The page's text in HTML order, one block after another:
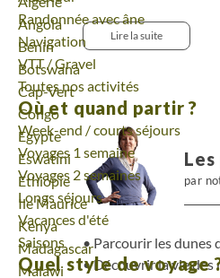
Voyage
Angola
Voyage
Bénin
Voyage
Botswana
Voyage
Cap-Vert
Voyage
Congo
Voyage
Egypte
Voyage
Eswatini
Voyage
Ethiopie
Voyage
Ile Maurice
Voyage
Kenya
Voyage
Madagascar
Voyage
Malawi
Randonnée avec âne
Navigation
VTT / Gravel
Toutes nos activités
Où et quand partir ?
Week-end / courts séjours
Voyages 1 semaine
Voyages 2 semaines
Longs séjours
Vacances d'été
Saisons
Quel style de voyage
d'encadrement
enfants.
Lire la suite
par
Parcourir les dunes
Découvrir la vie des